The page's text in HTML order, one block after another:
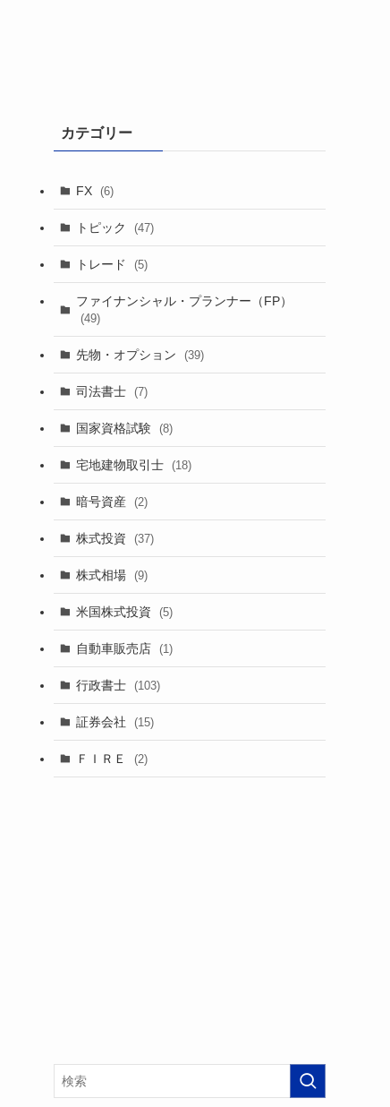
カテゴリー
FX (6)
トピック (47)
トレード (5)
ファイナンシャル・プランナー（FP）
(49)
先物・オプション (39)
司法書士 (7)
国家資格試験 (8)
宅地建物取引士 (18)
暗号資産 (2)
株式投資 (37)
株式相場 (9)
米国株式投資 (5)
自動車販売店 (1)
行政書士 (103)
証券会社 (15)
ＦＩＲＥ (2)